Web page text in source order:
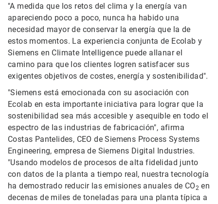
"A medida que los retos del clima y la energía van
apareciendo poco a poco, nunca ha habido una
necesidad mayor de conservar la energía que la de
estos momentos. La experiencia conjunta de Ecolab y
Siemens en Climate Intelligence puede allanar el
camino para que los clientes logren satisfacer sus
exigentes objetivos de costes, energía y sostenibilidad".
"Siemens está emocionada con su asociación con
Ecolab en esta importante iniciativa para lograr que la
sostenibilidad sea más accesible y asequible en todo el
espectro de las industrias de fabricación", afirma
Costas Pantelides, CEO de Siemens Process Systems
Engineering, empresa de Siemens Digital Industries.
"Usando modelos de procesos de alta fidelidad junto
con datos de la planta a tiempo real, nuestra tecnología
ha demostrado reducir las emisiones anuales de CO2 en
decenas de miles de toneladas para una planta típica a